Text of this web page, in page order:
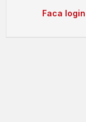
Faca login